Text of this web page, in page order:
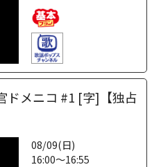
ドメニコ #1 [字]【独占
08/09(日)
16:00～16:55